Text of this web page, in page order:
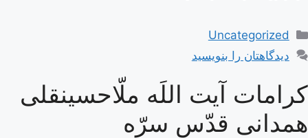
دسته‌ها
Uncategorized
دیدگاهتان را بنویسید
کرامات آیت اللَه ملّاحسینقلی
همدانی قدّس سرّه